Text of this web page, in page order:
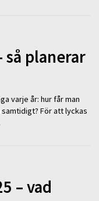
planerar
varje år: hur får man
För att lyckas
– vad